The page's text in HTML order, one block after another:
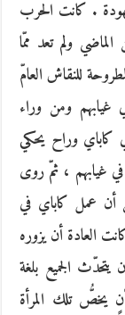
. كانت الحرب
ولم تعد ممّا
للنقاش العامّ
ومن وراء
كاباي وراح يحكي
غيابهم ، ثمّ روى
أن عمل كاباي في
العادة أن يزوره
الجميع بلغة
يخصُّ تلك المرأة